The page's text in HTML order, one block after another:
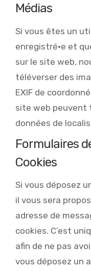
Médias
Si vous êtes un
enregistré·e et
sur le site web,
téléverser des
EXIF de
site web peuvent
données de
Formulaires
Cookies
Si vous déposez
il vous sera
adresse de
cookies. C’est
afin de ne pas
vous déposez un